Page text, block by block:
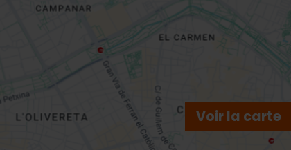
Voir la carte